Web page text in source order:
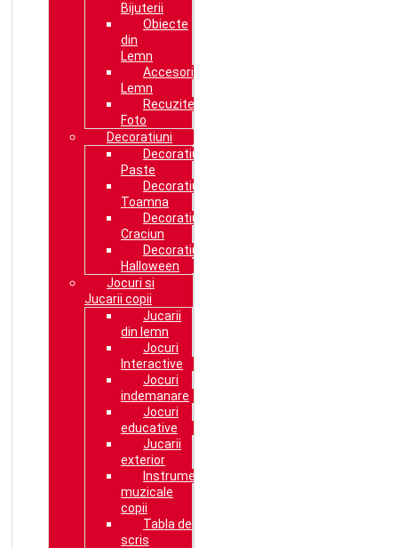
Bijuterii
Obiecte
din
Lemn
Accesorii
Lemn
Recuzite
Foto
Decoratiuni
Decoratiuni
Paste
Decoratiuni
Toamna
Decoratiuni
Craciun
Decoratiuni
Halloween
Jocuri si
Jucarii copii
Jucarii
din lemn
Jocuri
Interactive
Jocuri
indemanare
Jocuri
educative
Jucarii
exterior
Instrumente
muzicale
copii
Tabla de
scris